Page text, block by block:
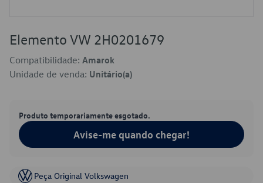
Elemento VW 2H0201679
Compatibilidade: Amarok
Unidade de venda: Unitário(a)
Produto temporariamente esgotado.
Avise-me quando chegar!
Peça Original Volkswagen